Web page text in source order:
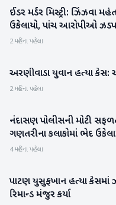
અરવલ્લી
ઈડર મર્ડર મિસ્ટ્રી: ઝિંઝવા
ઉકેલાયો, પાંચ આરોપીઓ
2 મહિના પહેલા
બનાસકાંઠા
અરણીવાડા યુવાન હત્યા કેસ:
2 મહિના પહેલા
મહેસાણા
નંદાસણ પોલીસની મોટી
ગણતરીના કલાકોમાં ભેદ
4 મહિના પહેલા
પાટણ
પાટણ યુસુફખાન હત્યા કેસમાં
રિમાન્ડ મંજુર કર્યા